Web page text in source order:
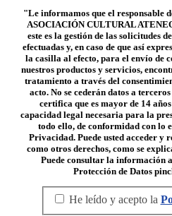
"Le informamos que el responsable
ASOCIACIÓN CULTURAL
este es la gestión de las solicitudes
efectuadas y, en caso de que así
la casilla al efecto, para el envío de
nuestros productos y servicios,
tratamiento a través del
acto. No se cederán datos a
certifica que es mayor de 14
capacidad legal necesaria para la
todo ello, de conformidad con lo
Privacidad. Puede usted acceder
como otros derechos, como se
Puede consultar la información
Protección de Datos
He leído y acepto la